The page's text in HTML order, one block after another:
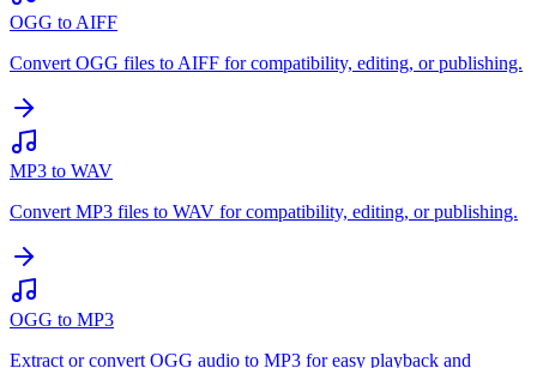
OGG to AIFF
Convert OGG files to AIFF for compatibility, editing, or publishing.
MP3 to WAV
Convert MP3 files to WAV for compatibility, editing, or publishing.
OGG to MP3
Extract or convert OGG audio to MP3 for easy playback and